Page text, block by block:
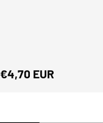
Normaler Preis
€4,70 EUR